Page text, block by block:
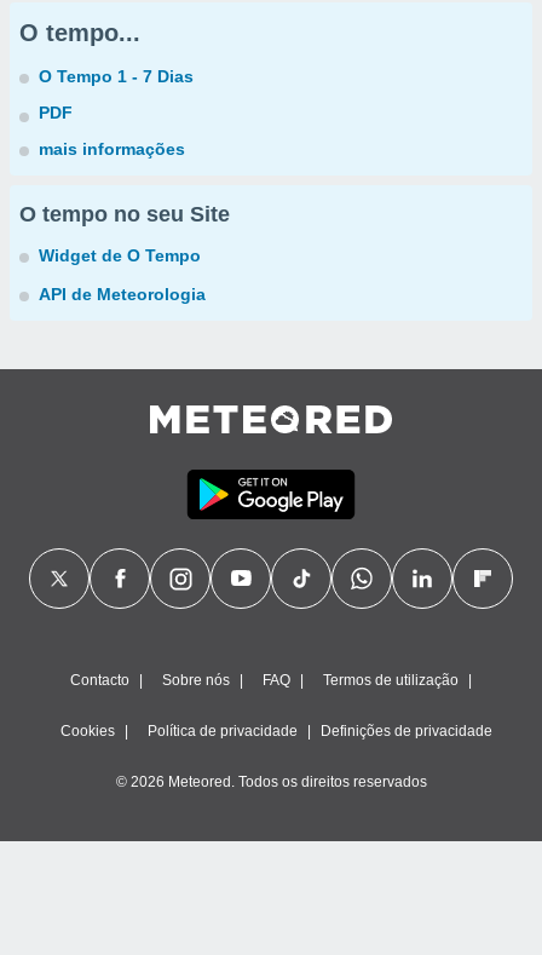
O tempo...
O Tempo 1 - 7 Dias
PDF
mais informações
O tempo no seu Site
Widget de O Tempo
API de Meteorologia
Contacto Sobre nós FAQ Termos de utilização
Cookies Política de privacidade Definições de privacidade
© 2026 Meteored. Todos os direitos reservados